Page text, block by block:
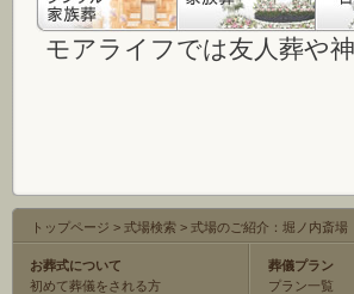
モアライフでは友人葬や
トップページ > 式場検索 > 式場のご紹介：堀ノ内斎場
お葬式について
初めて葬儀をされる方
葬儀プラン
プラン一覧